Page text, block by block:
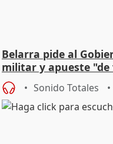
Belarra pide al
militar y apueste
Sonido Totales